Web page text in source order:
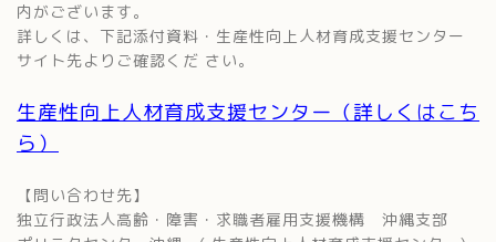
内がございます。
詳しくは、下記添付資料・生産性向上人材育成支援センター
サイト先よりご確認くだ さい。
生産性向上人材育成支援センター（詳しくはこち
ら）
【問い合わせ先】
独立行政法人高齢・障害・求職者雇用支援機構 沖縄支部